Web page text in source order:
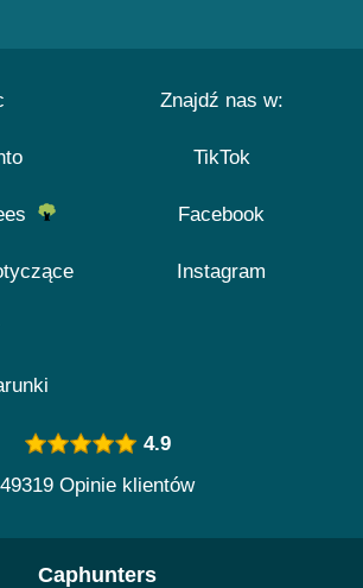
Znajdź nas w:
TikTok
Facebook
Instagram
4.9
49319 Opinie klientów
Caphunters